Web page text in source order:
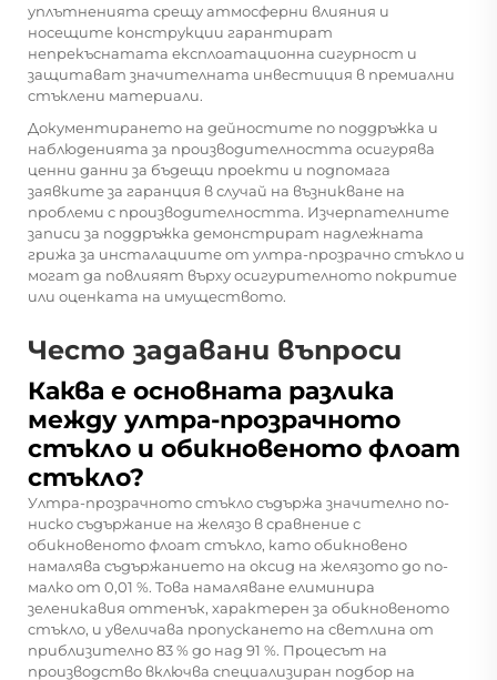
уплътненията срещу атмосферни влияния и
носещите конструкции гарантират
непрекъснатата експлоатационна сигурност и
защитават значителната инвестиция в премиални
стъклени материали.
Документирането на дейностите по поддръжка и
наблюденията за производителността осигурява
ценни данни за бъдещи проекти и подпомага
заявките за гаранция в случай на възникване на
проблеми с производителността. Изчерпателните
записи за поддръжка демонстрират надлежната
грижа за инсталациите от ултра-прозрачно стъкло и
могат да повлияят върху осигурителното покритие
или оценката на имуществото.
Често задавани въпроси
Каква е основната разлика
между ултра-прозрачното
стъкло и обикновеното флоат
стъкло?
Ултра-прозрачното стъкло съдържа значително по-
ниско съдържание на желязо в сравнение с
обикновеното флоат стъкло, като обикновено
намалява съдържанието на оксид на желязото до по-
малко от 0,01 %. Това намаляване елиминира
зеленикавия оттенък, характерен за обикновеното
стъкло, и увеличава пропускането на светлина от
приблизително 83 % до над 91 %. Процесът на
производство включва специализиран подбор на